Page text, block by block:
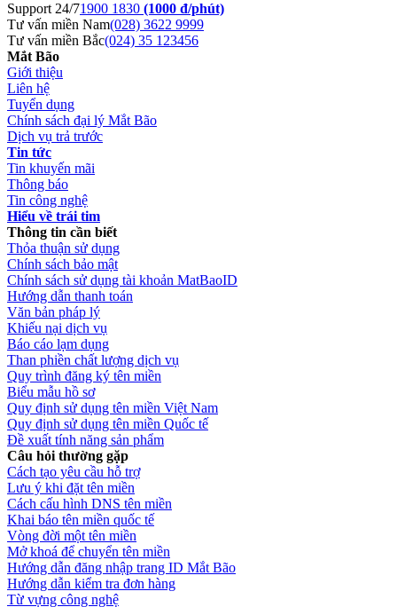
Support 24/71900 1830 (1000 đ/phút)
Tư vấn miền Nam(028) 3622 9999
Tư vấn miền Bắc(024) 35 123456
Mắt Bão
Giới thiệu
Liên hệ
Tuyển dụng
Chính sách đại lý Mắt Bão
Dịch vụ trả trước
Tin tức
Tin khuyến mãi
Thông báo
Tin công nghệ
Hiểu về trái tim
Thông tin cần biết
Thỏa thuận sử dụng
Chính sách bảo mật
Chính sách sử dụng tài khoản MatBaoID
Hướng dẫn thanh toán
Văn bản pháp lý
Khiếu nại dịch vụ
Báo cáo lạm dụng
Than phiền chất lượng dịch vụ
Quy trình đăng ký tên miền
Biểu mẫu hồ sơ
Quy định sử dụng tên miền Việt Nam
Quy định sử dụng tên miền Quốc tế
Đề xuất tính năng sản phẩm
Câu hỏi thường gặp
Cách tạo yêu cầu hỗ trợ
Lưu ý khi đặt tên miền
Cách cấu hình DNS tên miền
Khai báo tên miền quốc tế
Vòng đời một tên miền
Mở khoá để chuyển tên miền
Hướng dẫn đăng nhập trang ID Mắt Bão
Hướng dẫn kiểm tra đơn hàng
Từ vựng công nghệ